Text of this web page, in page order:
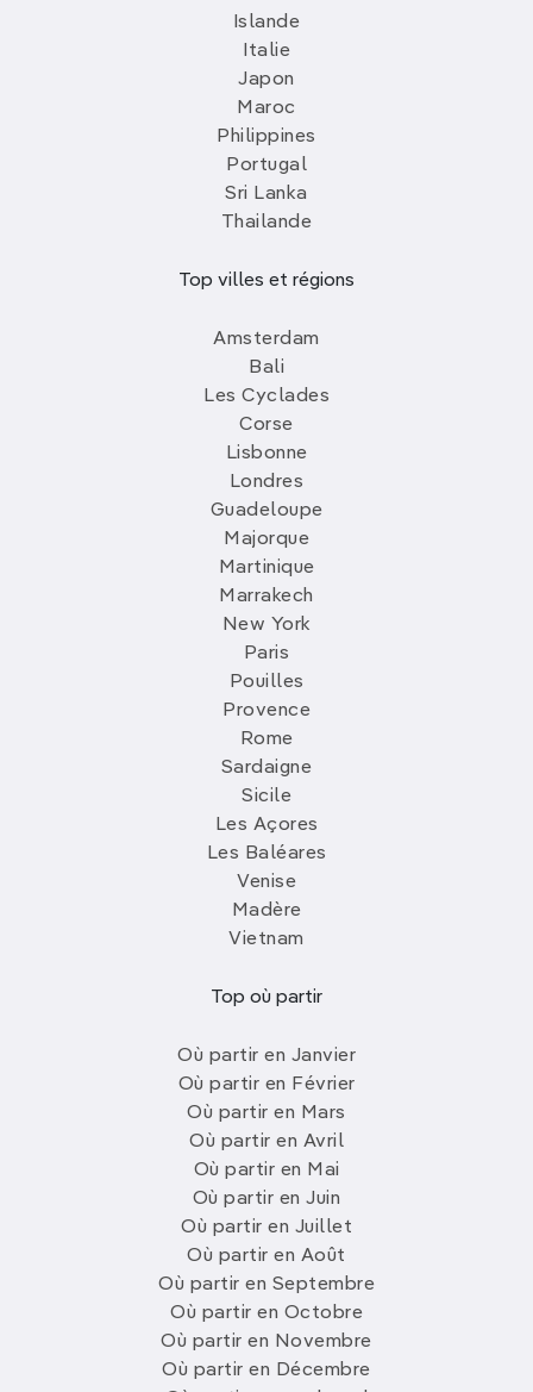
Islande
Italie
Japon
Maroc
Philippines
Portugal
Sri Lanka
Thailande
Top villes et régions
Amsterdam
Bali
Les Cyclades
Corse
Lisbonne
Londres
Guadeloupe
Majorque
Martinique
Marrakech
New York
Paris
Pouilles
Provence
Rome
Sardaigne
Sicile
Les Açores
Les Baléares
Venise
Madère
Vietnam
Top où partir
Où partir en Janvier
Où partir en Février
Où partir en Mars
Où partir en Avril
Où partir en Mai
Où partir en Juin
Où partir en Juillet
Où partir en Août
Où partir en Septembre
Où partir en Octobre
Où partir en Novembre
Où partir en Décembre